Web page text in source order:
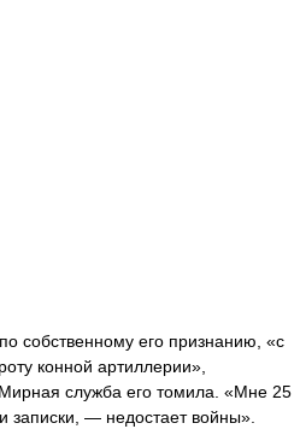
собственному его признанию, «с
конной артиллерии»,
Мирная служба его томила. «Мне 25
записки, — недостает войны».